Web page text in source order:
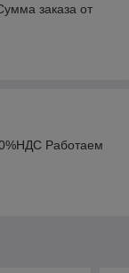
заказа от
Работаем